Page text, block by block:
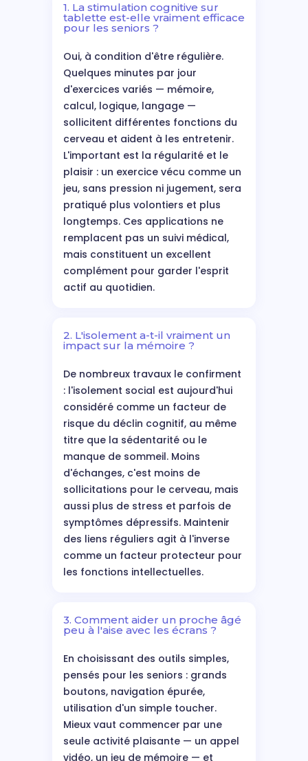
1. La stimulation cognitive sur
tablette est-elle vraiment efficace
pour les seniors ?
Oui, à condition d'être régulière.
Quelques minutes par jour
d'exercices variés — mémoire,
calcul, logique, langage —
sollicitent différentes fonctions du
cerveau et aident à les entretenir.
L'important est la régularité et le
plaisir : un exercice vécu comme un
jeu, sans pression ni jugement, sera
pratiqué plus volontiers et plus
longtemps. Ces applications ne
remplacent pas un suivi médical,
mais constituent un excellent
complément pour garder l'esprit
actif au quotidien.
2. L'isolement a-t-il vraiment un
impact sur la mémoire ?
De nombreux travaux le confirment
: l'isolement social est aujourd'hui
considéré comme un facteur de
risque du déclin cognitif, au même
titre que la sédentarité ou le
manque de sommeil. Moins
d'échanges, c'est moins de
sollicitations pour le cerveau, mais
aussi plus de stress et parfois de
symptômes dépressifs. Maintenir
des liens réguliers agit à l'inverse
comme un facteur protecteur pour
les fonctions intellectuelles.
3. Comment aider un proche âgé
peu à l'aise avec les écrans ?
En choisissant des outils simples,
pensés pour les seniors : grands
boutons, navigation épurée,
utilisation d'un simple toucher.
Mieux vaut commencer par une
seule activité plaisante — un appel
vidéo, un jeu de mémoire — et